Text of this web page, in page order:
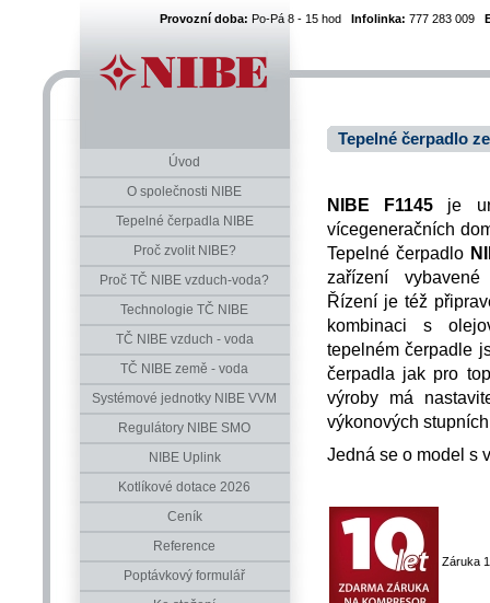
Provozní doba: Po-Pá 8 - 15 hod Infolinka: 777 283 009
Úvod
O společnosti NIBE
Tepelné čerpadla NIBE
Proč zvolit NIBE?
Proč TČ NIBE vzduch-voda?
Technologie TČ NIBE
TČ NIBE vzduch - voda
TČ NIBE země - voda
Systémové jednotky NIBE VVM
Regulátory NIBE SMO
NIBE Uplink
Kotlíkové dotace 2026
Ceník
Reference
Poptávkový formulář
Tepelné čerpadlo
NIBE F1145je
vícegeneračních
Tepelné čerpadlo
zařízení
Řízení je též
kombinaci s
tepelném čerpadle
čerpadla jak pro
výroby má
výkonových
Jedná se o model s
Záruka